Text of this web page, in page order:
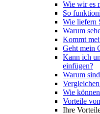
Wie wir es
So
Wie liefern
Warum
Kommt
Geht mein
Kann ich
einfügen?
Warum
Wie
Vorteile
Ihre